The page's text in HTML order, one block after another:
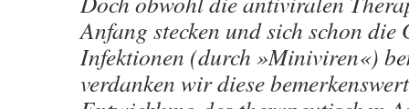
Anfang stecken und sich schon
Infektionen (durch »Miniviren«)
verdanken wir diese